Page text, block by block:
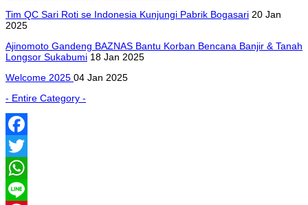
Tim QC Sari Roti se Indonesia Kunjungi Pabrik Bogasari 20 Jan
2025
Ajinomoto Gandeng BAZNAS Bantu Korban Bencana Banjir & Tanah
Longsor Sukabumi 18 Jan 2025
Welcome 2025 04 Jan 2025
- Entire Category -
Facebook
Twitter
WhatsApp